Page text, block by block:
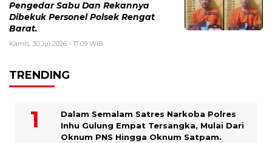
Pengedar Sabu Dan Rekannya
Dibekuk Personel Polsek Rengat
Barat.
Kamis, 30 Jul 2026 - 17:09 WIB
TRENDING
Dalam Semalam Satres Narkoba Polres
Inhu Gulung Empat Tersangka, Mulai Dari
Oknum PNS Hingga Oknum Satpam.